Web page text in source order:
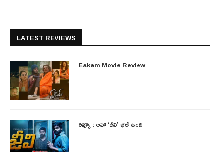
LATEST REVIEWS
Eakam Movie Review
రివ్యూ : ఆహా ‘జీవి’ భలే ఉంది